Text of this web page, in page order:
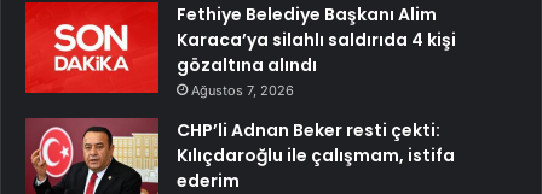
Fethiye Belediye Başkanı Alim
Karaca’ya silahlı saldırıda 4 kişi
gözaltına alındı
Ağustos 7, 2026
CHP’li Adnan Beker resti çekti:
Kılıçdaroğlu ile çalışmam, istifa
ederim